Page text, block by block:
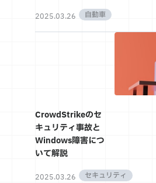
2025.03.26 自動車
CrowdStrikeのセ
キュリティ事故と
Windows障害につ
いて解説
2025.03.26 セキュリティ